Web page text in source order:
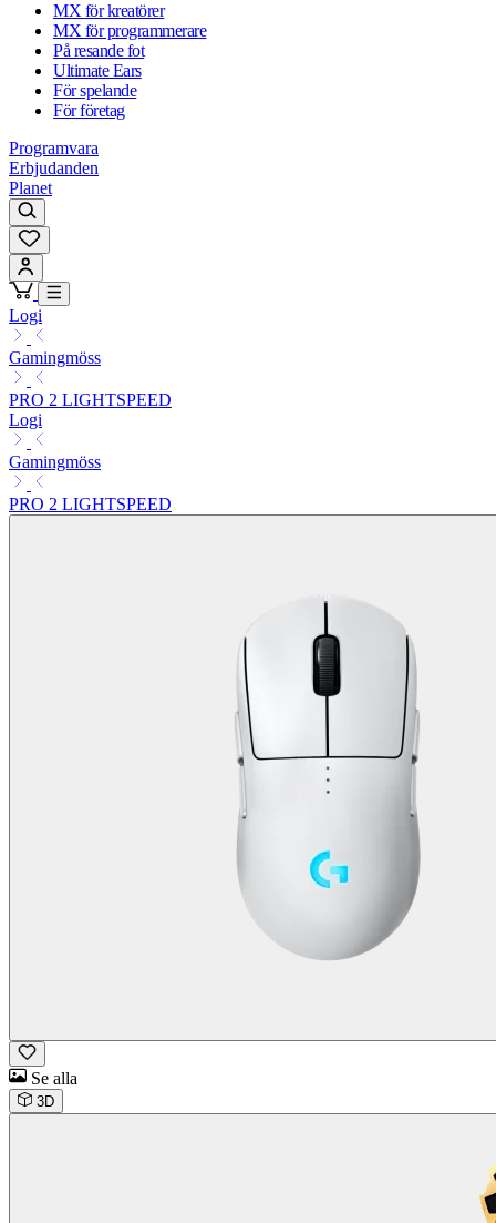
MX för kreatörer
MX för programmerare
På resande fot
Ultimate Ears
För spelande
För företag
Programvara
Erbjudanden
Planet
Logi
Gamingmöss
PRO 2 LIGHTSPEED
Logi
Gamingmöss
PRO 2 LIGHTSPEED
Se alla
3D